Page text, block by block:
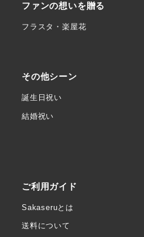
ファンの想いを贈る
フラスタ・楽屋花
その他シーン
誕生日祝い
結婚祝い
ご利用ガイド
Sakaseruとは
送料について